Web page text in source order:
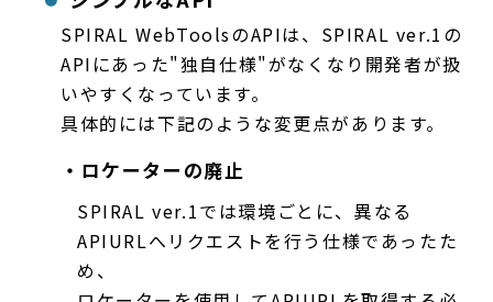
SPIRAL WebToolsのAPIは、SPIRAL ver.1の
APIにあった"独自仕様"がなくなり開発者が扱
いやすくなっています。
具体的には下記のような変更点があります。
・ロケーターの廃止
SPIRAL ver.1では環境ごとに、異なる
APIURLへリクエストを行う仕様であったた
め、